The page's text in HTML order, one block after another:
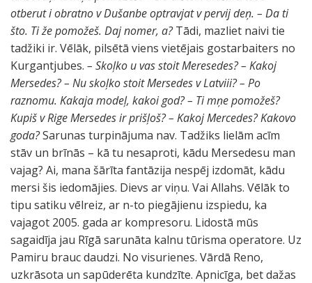
otberut i obratno v Dušanbe optravjat v pervij deņ. – Da ti
što. Ti že pomožeš. Daj nomer, a?Tādi, mazliet naivi tie
tadžiki ir. Vēlāk, pilsētā viens vietējais gostarbaiters no
Kurgantjubes. – Skoļko u vas stoit Meresedes?– Kakoj
Mersedes?– Nu skoļko stoit Mersedes v Latviii?– Po
raznomu. Kakaja modeļ, kakoi god?– Ti mņe pomožeš?
Kupiš v Rige Mersedes ir prišļoš?– Kakoj Mercedes? Kakovo
goda?Sarunas turpinājuma nav. Tadžiks lielām acīm
stāv un brīnās – kā tu nesaproti, kādu Mersedesu man
vajag? Ai, mana šārīta fantāzija nespēj izdomāt, kādu
mersi šis iedomājies. Dievs ar viņu. Vai Allahs. Vēlāk to
tipu satiku vēlreiz, ar n-to piegājienu izspiedu, ka
vajagot 2005. gada ar kompresoru. Lidostā mūs
sagaidīja jau Rīgā sarunāta kalnu tūrisma operatore. Uz
Pamiru brauc daudzi. No visurienes. Vārdā Reno,
uzkrāsota un sapūderēta kundzīte. Apnicīga, bet dažas